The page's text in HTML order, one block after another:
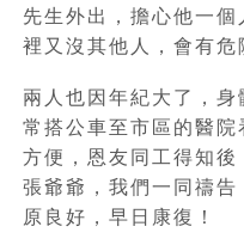
先生外出，擔心他一
裡又沒其他人，會有
兩人也因年紀大了，
常搭公車至市區的醫
方便，恩友同工得知
張爺爺，我們一同禱
原良好，早日康復！